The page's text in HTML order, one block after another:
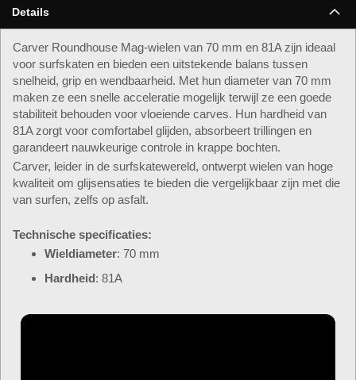
Details
Carver Roundhouse Mag-wielen van 70 mm en 81A zijn ideaal
voor surfskaten en bieden een uitstekende balans tussen
snelheid, grip en wendbaarheid. Met hun diameter van 70 mm
maken ze een snelle acceleratie mogelijk terwijl ze een goede
stabiliteit behouden voor vloeiende carves. Hun hardheid van
81A zorgt voor comfortabel glijden, absorbeert trillingen en
garandeert nauwkeurige controle in krappe bochten.
Carver, leider in de surfskatewereld, ontwerpt wielen van hoge
kwaliteit om glijsensaties te bieden die vergelijkbaar zijn met die
van surfen, zelfs op asfalt.
Technische specificaties:
Wieldiameter: 70 mm
Hardheid: 81A